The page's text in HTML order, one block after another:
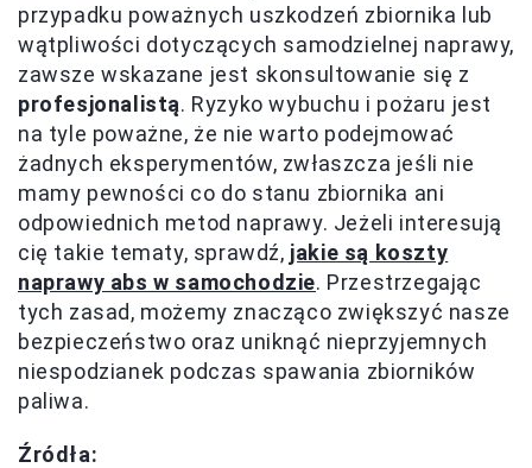
przypadku poważnych uszkodzeń zbiornika lub
wątpliwości dotyczących samodzielnej naprawy,
zawsze wskazane jest skonsultowanie się z
profesjonalistą. Ryzyko wybuchu i pożaru jest
na tyle poważne, że nie warto podejmować
żadnych eksperymentów, zwłaszcza jeśli nie
mamy pewności co do stanu zbiornika ani
odpowiednich metod naprawy. Jeżeli interesują
cię takie tematy, sprawdź, jakie są koszty
naprawy abs w samochodzie. Przestrzegając
tych zasad, możemy znacząco zwiększyć nasze
bezpieczeństwo oraz uniknąć nieprzyjemnych
niespodzianek podczas spawania zbiorników
paliwa.
Źródła: